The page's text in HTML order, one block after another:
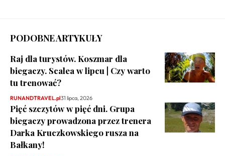
PODOBNE ARTYKUŁY
Raj dla turystów. Koszmar dla
biegaczy. Scalea w lipcu | Czy warto
tu trenować?
RUNANDTRAVEL.pl31 lipca, 2026
Pięć szczytów w pięć dni. Grupa
biegaczy prowadzona przez trenera
Darka Kruczkowskiego rusza na
Bałkany!